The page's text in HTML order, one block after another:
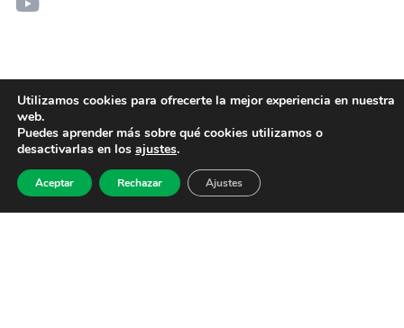
Utilizamos cookies para ofrecerte la mejor experiencia en nuestra
web.
Puedes aprender más sobre qué cookies utilizamos o
desactivarlas en los ajustes.
Aceptar Rechazar Ajustes